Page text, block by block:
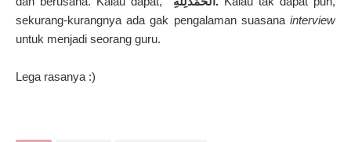
sekurang-kurangnya ada gak pengalaman suasana interview
untuk menjadi seorang guru.
Lega rasanya :)